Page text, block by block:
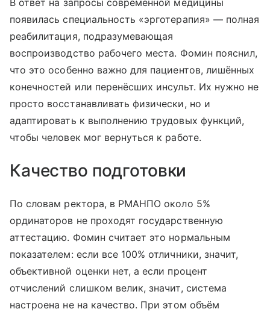
В ответ на запросы современной медицины
появилась специальность «эрготерапия» — полная
реабилитация, подразумевающая
воспроизводство рабочего места. Фомин пояснил,
что это особенно важно для пациентов, лишённых
конечностей или перенёсших инсульт. Их нужно не
просто восстанавливать физически, но и
адаптировать к выполнению трудовых функций,
чтобы человек мог вернуться к работе.
Качество подготовки
По словам ректора, в РМАНПО около 5%
ординаторов не проходят государственную
аттестацию. Фомин считает это нормальным
показателем: если все 100% отличники, значит,
объективной оценки нет, а если процент
отчислений слишком велик, значит, система
настроена не на качество. При этом объём